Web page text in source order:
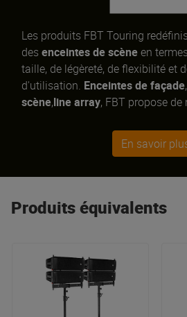
Les produits FBT Touring
des enceintes de scèneen
taille, de légèreté, de flexibilité et
d'utilisation. Enceintes de façade,
scène,line array, FBT propose
Vertus,Horizon,
sont devenues des références
En savoir
Produits équivalents